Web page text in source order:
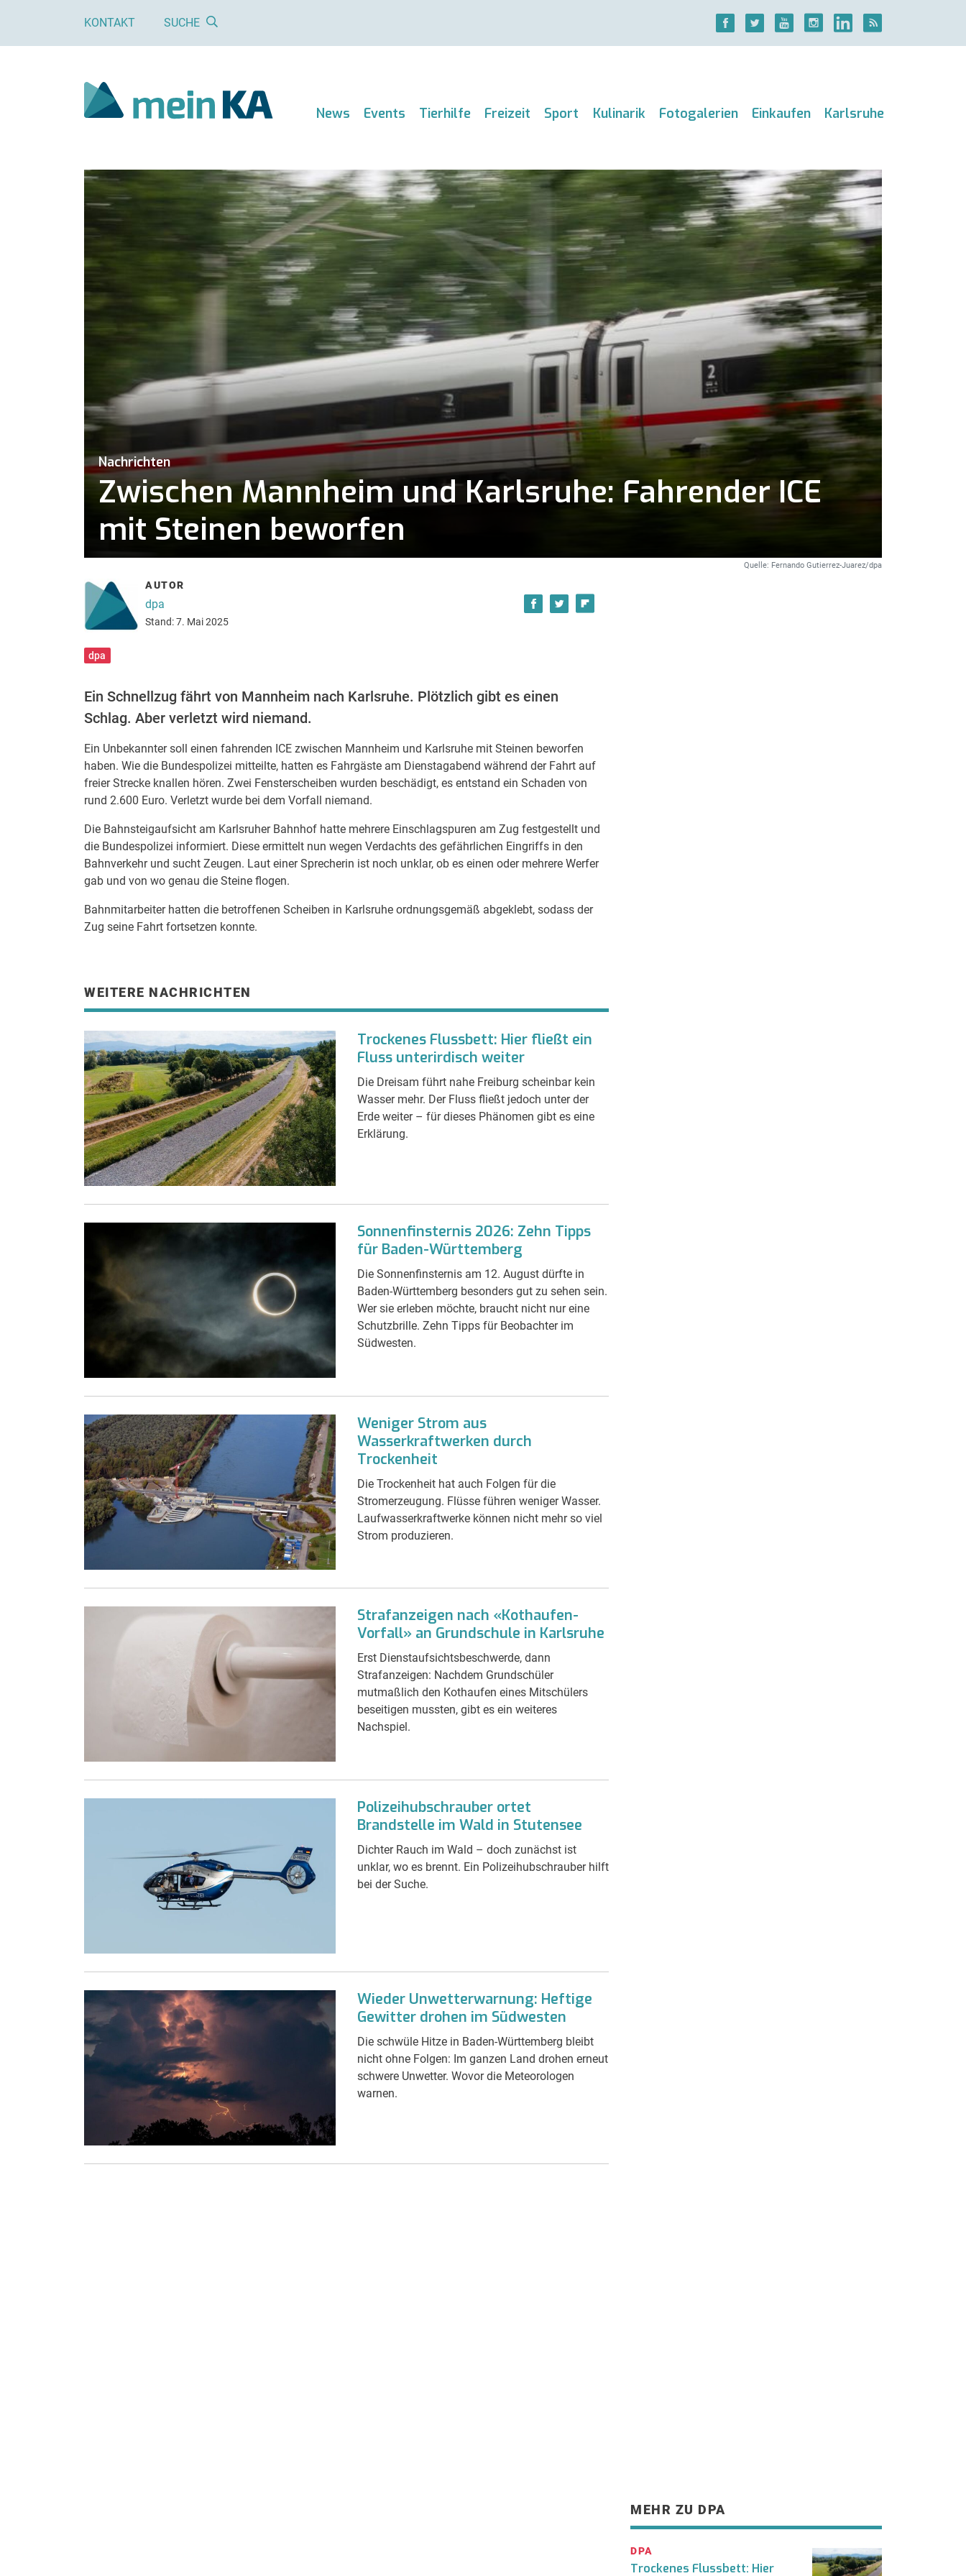
KONTAKT SUCHE
News Events Tierhilfe Freizeit Sport Kulinarik Fotogalerien Einkaufen Karlsruhe
Nachrichten
Zwischen Mannheim und Karlsruhe: Fahrender ICE
mit Steinen beworfen
Quelle: Fernando Gutierrez-Juarez/dpa
AUTOR
dpa
Stand: 7. Mai 2025
dpa
Ein Schnellzug fährt von Mannheim nach Karlsruhe. Plötzlich gibt es einen
Schlag. Aber verletzt wird niemand.
Ein Unbekannter soll einen fahrenden ICE zwischen Mannheim und Karlsruhe mit Steinen beworfen
haben. Wie die Bundespolizei mitteilte, hatten es Fahrgäste am Dienstagabend während der Fahrt auf
freier Strecke knallen hören. Zwei Fensterscheiben wurden beschädigt, es entstand ein Schaden von
rund 2.600 Euro. Verletzt wurde bei dem Vorfall niemand.
Die Bahnsteigaufsicht am Karlsruher Bahnhof hatte mehrere Einschlagspuren am Zug festgestellt und
die Bundespolizei informiert. Diese ermittelt nun wegen Verdachts des gefährlichen Eingriffs in den
Bahnverkehr und sucht Zeugen. Laut einer Sprecherin ist noch unklar, ob es einen oder mehrere Werfer
gab und von wo genau die Steine flogen.
Bahnmitarbeiter hatten die betroffenen Scheiben in Karlsruhe ordnungsgemäß abgeklebt, sodass der
Zug seine Fahrt fortsetzen konnte.
WEITERE NACHRICHTEN
Trockenes Flussbett: Hier fließt ein
Fluss unterirdisch weiter
Die Dreisam führt nahe Freiburg scheinbar kein
Wasser mehr. Der Fluss fließt jedoch unter der
Erde weiter – für dieses Phänomen gibt es eine
Erklärung.
Sonnenfinsternis 2026: Zehn Tipps
für Baden-Württemberg
Die Sonnenfinsternis am 12. August dürfte in
Baden-Württemberg besonders gut zu sehen sein.
Wer sie erleben möchte, braucht nicht nur eine
Schutzbrille. Zehn Tipps für Beobachter im
Südwesten.
Weniger Strom aus
Wasserkraftwerken durch
Trockenheit
Die Trockenheit hat auch Folgen für die
Stromerzeugung. Flüsse führen weniger Wasser.
Laufwasserkraftwerke können nicht mehr so viel
Strom produzieren.
Strafanzeigen nach «Kothaufen-
Vorfall» an Grundschule in Karlsruhe
Erst Dienstaufsichtsbeschwerde, dann
Strafanzeigen: Nachdem Grundschüler
mutmaßlich den Kothaufen eines Mitschülers
beseitigen mussten, gibt es ein weiteres
Nachspiel.
Polizeihubschrauber ortet
Brandstelle im Wald in Stutensee
Dichter Rauch im Wald – doch zunächst ist
unklar, wo es brennt. Ein Polizeihubschrauber hilft
bei der Suche.
Wieder Unwetterwarnung: Heftige
Gewitter drohen im Südwesten
Die schwüle Hitze in Baden-Württemberg bleibt
nicht ohne Folgen: Im ganzen Land drohen erneut
schwere Unwetter. Wovor die Meteorologen
warnen.
MEHR ZU DPA
DPA
Trockenes Flussbett: Hier